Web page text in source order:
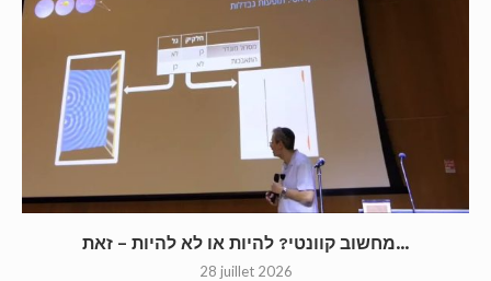
מחשוב קוונטי? להיות או לא להיות – זאת...
28 juillet 2026